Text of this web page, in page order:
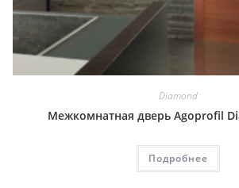
Diamond
Межкомнатная дверь Agoprofil
Подробнее